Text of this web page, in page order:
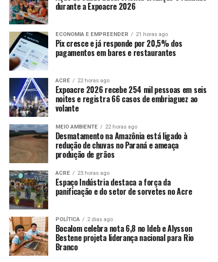
durante a Expoacre 2026
ECONOMIA E EMPREENDER 21 horas ago
Pix cresce e já responde por 20,5% dos
pagamentos em bares e restaurantes
ACRE 22 horas ago
Expoacre 2026 recebe 254 mil pessoas em seis
noites e registra 66 casos de embriaguez ao
volante
MEIO AMBIENTE 22 horas ago
Desmatamento na Amazônia está ligado à
redução de chuvas no Paraná e ameaça
produção de grãos
ACRE 23 horas ago
Espaço Indústria destaca a força da
panificação e do setor de sorvetes no Acre
POLÍTICA 2 dias ago
Bocalom celebra nota 6,8 no Ideb e Alysson
Bestene projeta liderança nacional para Rio
Branco